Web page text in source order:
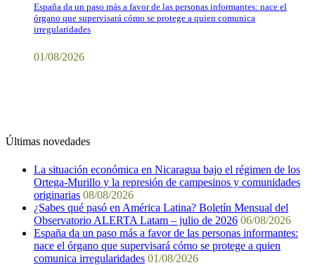
España da un paso más a favor de las personas informantes: nace el
órgano que supervisará cómo se protege a quien comunica
irregularidades
01/08/2026
Últimas novedades
La situación económica en Nicaragua bajo el régimen de los
Ortega-Murillo y la represión de campesinos y comunidades
originarias 08/08/2026
¿Sabes qué pasó en América Latina? Boletín Mensual del
Observatorio ALERTA Latam – julio de 2026 06/08/2026
España da un paso más a favor de las personas informantes:
nace el órgano que supervisará cómo se protege a quien
comunica irregularidades 01/08/2026